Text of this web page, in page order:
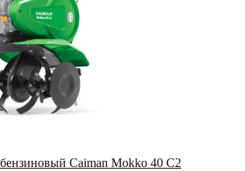
Caiman Mokko 40 C2